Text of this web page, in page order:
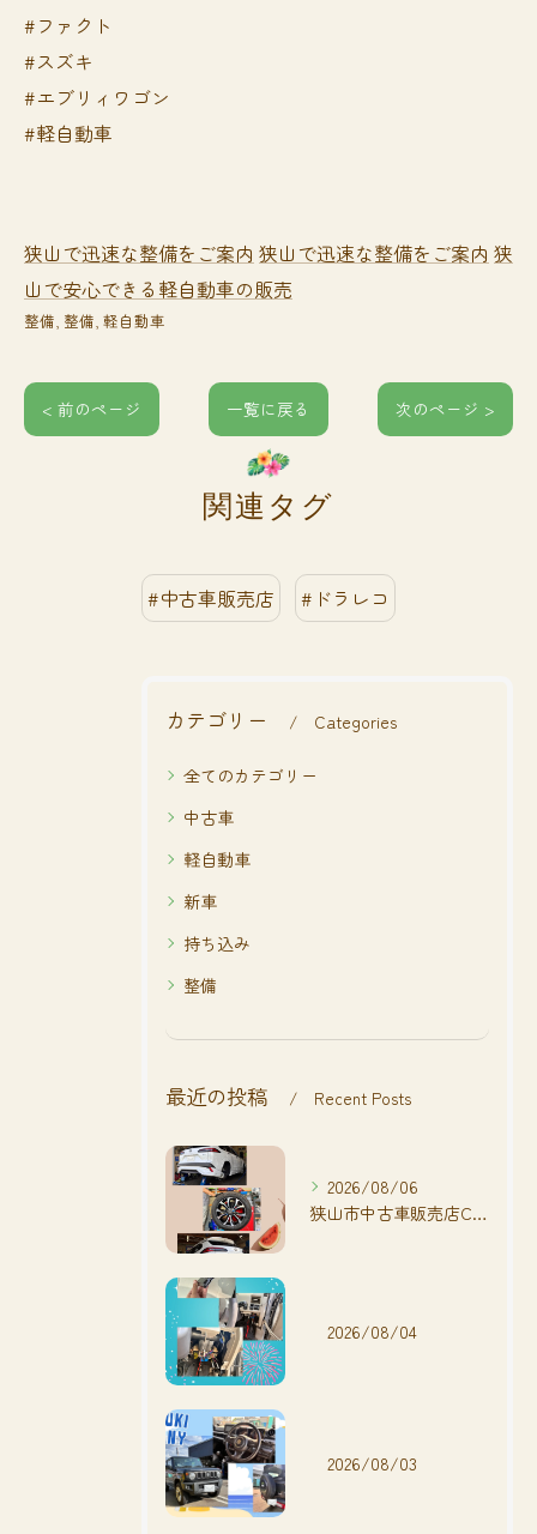
#ファクト
#スズキ
#エブリィワゴン
#軽自動車
狭山で迅速な整備をご案内 狭山で迅速な整備をご案内 狭
山で安心できる軽自動車の販売
整備 整備 軽自動車
< 前のページ 一覧に戻る 次のページ >
関連タグ
#中古車販売店 #ドラレコ
カテゴリー Categories
全てのカテゴリー
中古車
軽自動車
新車
持ち込み
整備
最近の投稿 Recent Posts
2026/08/06
狭山市中古車販売店CarShop FACT.🚗
2026/08/04
2026/08/03